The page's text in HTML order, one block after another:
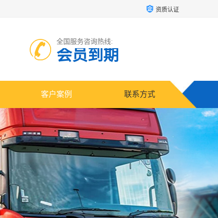
资质认证
全国服务咨询热线:
会员到期
客户案例 联系方式